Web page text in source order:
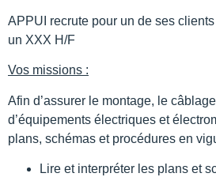
APPUI recrute pour un de ses
un XXX H/F
Vos missions :
Afin d’assurer le montage, le
d’équipements électriques et
plans, schémas et procédures en
Lire et interpréter les plans et